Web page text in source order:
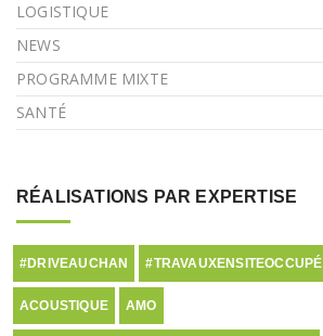
LOGISTIQUE
NEWS
PROGRAMME MIXTE
SANTÉ
RÉALISATIONS PAR EXPERTISE
#DRIVEAUCHAN #TRAVAUXENSITEOCCUPÉ
ACOUSTIQUE AMO